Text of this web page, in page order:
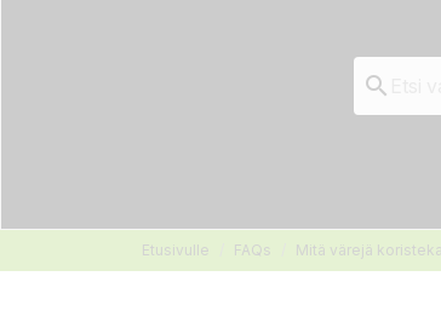

Etusivulle FAQs Mitä värejä